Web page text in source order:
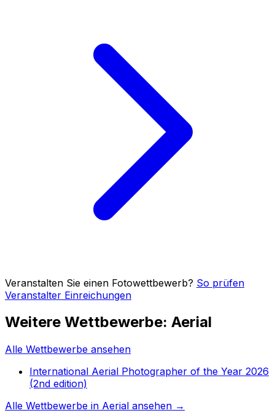
Veranstalten Sie einen Fotowettbewerb? So prüfen
Veranstalter Einreichungen
Weitere Wettbewerbe: Aerial
Alle Wettbewerbe ansehen
International Aerial Photographer of the Year 2026
(2nd edition)
Alle Wettbewerbe in Aerial ansehen →